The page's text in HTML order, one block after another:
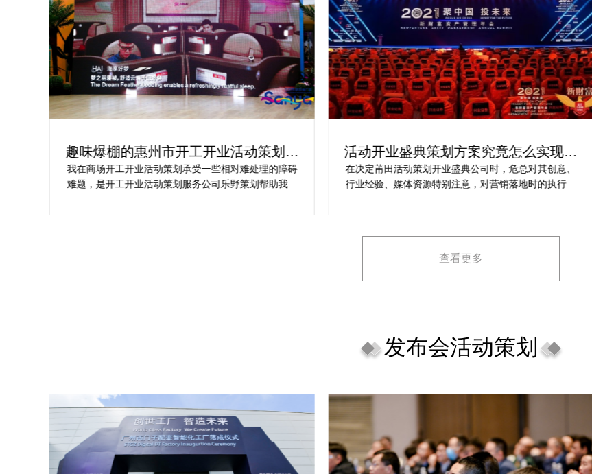
活动开业盛典策划方案究竟怎么实现梦
想活动
在决定莆田活动策划开业盛典公司时，危总对其创意、
行业经验、媒体资源特别注意，对营销落地时的执行一
理念理解不足，导致宣传方案不匹配。
开工开业活动开工开业策划方案：让你
的活动与众不同
乐野策划是专业可靠的线上活动开工开业策划公司，并
资源完善，筹划的一站式服务战略能够很好全面满足我
场开工开业活动策划，预备推荐给须要寻觅线上活动开
查看更多
发布会活动策划